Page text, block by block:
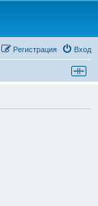
Вход
Регистрация